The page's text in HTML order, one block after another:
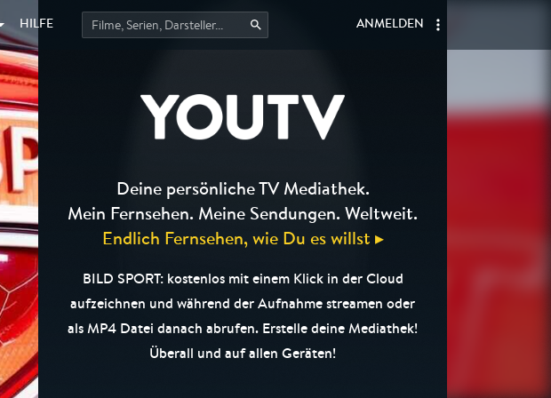
HILFE ANMELDEN
Deine persönliche TV Mediathek.
Mein Fernsehen. Meine Sendungen. Weltweit.
Endlich Fernsehen, wie Du es willst ▸
BILD SPORT: kostenlos mit einem Klick in der Cloud
aufzeichnen und während der Aufnahme streamen oder
als MP4 Datei danach abrufen. Erstelle deine Mediathek!
Überall und auf allen Geräten!